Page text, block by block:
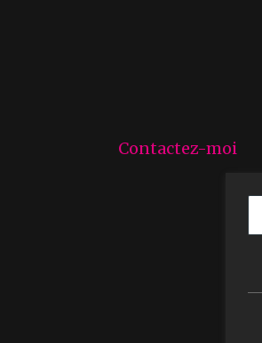
Contactez-moi